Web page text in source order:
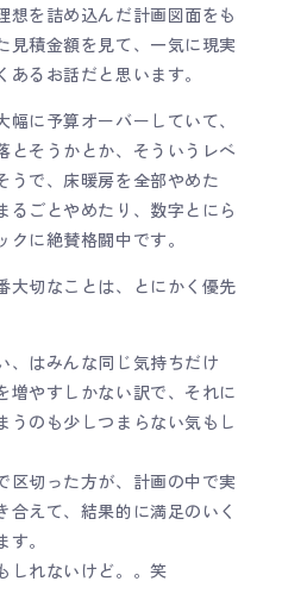
想を詰め込んだ計画図面をも
見積金額を見て、一気に現実
るお話だと思います。
に予算オーバーしていて、
とそうかとか、そういうレベ
うで、床暖房を全部やめた
るごとやめたり、数字とにら
に絶賛格闘中です。
大切なことは、とにかく優先
、はみんな同じ気持ちだけ
増やすしかない訳で、それに
うのも少しつまらない気もし
区切った方が、計画の中で実
えて、結果的に満足のいく
。
しれないけど。。笑